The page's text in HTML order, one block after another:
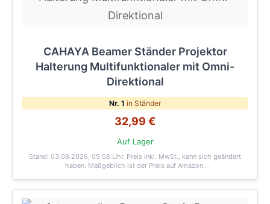
CAHAYA Beamer Ständer Projektor
Halterung Multifunktionaler mit Omni-
Direktional
Nr. 1 in Ständer
32,99 €
Auf Lager
Stand: 03.08.2026, 05:08 Uhr. Preis inkl. MwSt., kann sich geändert
haben. Maßgeblich ist der Preis auf Amazon.